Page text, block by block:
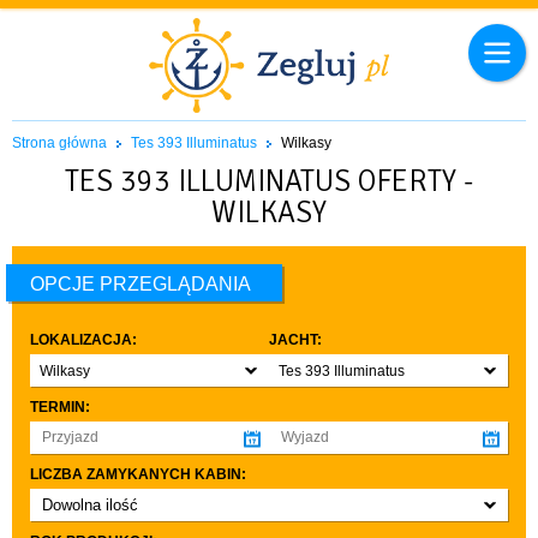
Strona główna Tes 393 Illuminatus Wilkasy
TES 393 ILLUMINATUS OFERTY -
WILKASY
OPCJE PRZEGLĄDANIA
LOKALIZACJA:
Wilkasy
JACHT:
Tes 393 Illuminatus
TERMIN:
LICZBA ZAMYKANYCH KABIN:
Dowolna ilość